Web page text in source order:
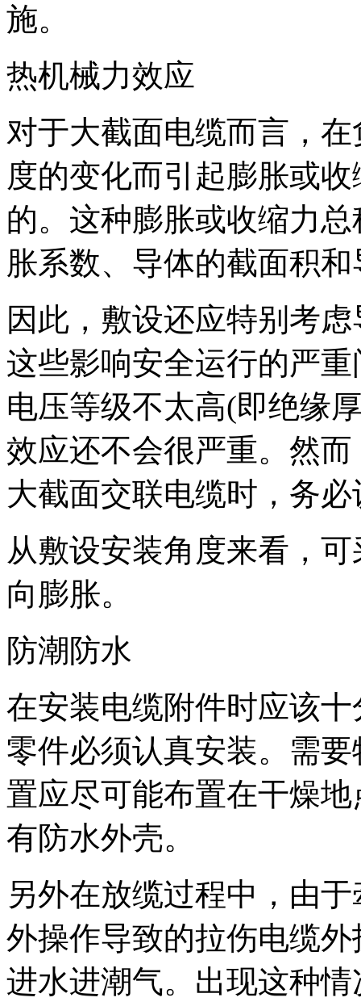
施。
热机械力效应
对于大截面电缆而言，
度的变化而引起膨胀或
的。这种膨胀或收缩力
胀系数、导体的截面积
因此，敷设还应特别考
这些影响安全运行的严
电压等级不太高(即绝缘
效应还不会很严重。然
大截面交联电缆时，务
从敷设安装角度来看，
向膨胀。
防潮防水
在安装电缆附件时应该
零件必须认真安装。需
置应尽可能布置在干燥
有防水外壳。
另外在放缆过程中，由
外操作导致的拉伤电缆
进水进潮气。出现这种